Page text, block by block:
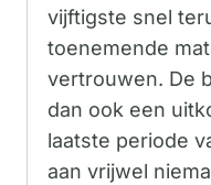
vijftigste snel
toenemende
vertrouwen. De
dan ook een
laatste periode
aan vrijwel